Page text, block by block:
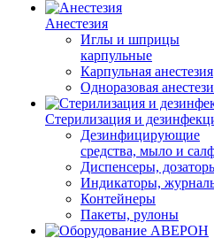
Анестезия
Иглы и шприцы
карпульные
Карпульная анестезия
Одноразовая
Стерилизация и
Дезинфицирующие
средства, мыло и
Диспенсеры,
Индикаторы,
Контейнеры
Пакеты, рулоны